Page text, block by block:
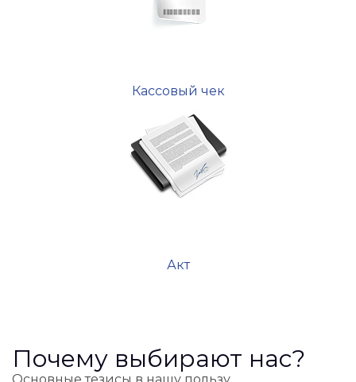
Кассовый чек
Акт
Почему выбирают нас?
Основные тезисы в нашу пользу